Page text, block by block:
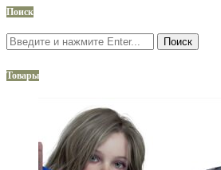
Поиск
Поиск
Товары